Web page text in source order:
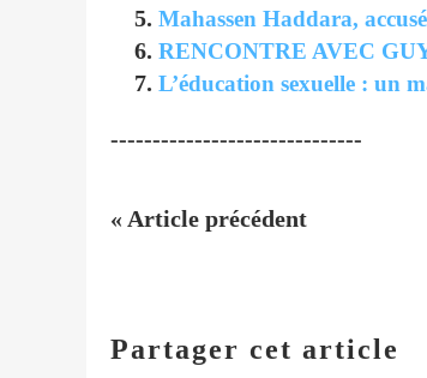
Mahassen Haddara,
RENCONTRE AVEC
L’éducation sexuelle : un
------------------------------
« Article précédent
Partager cet article